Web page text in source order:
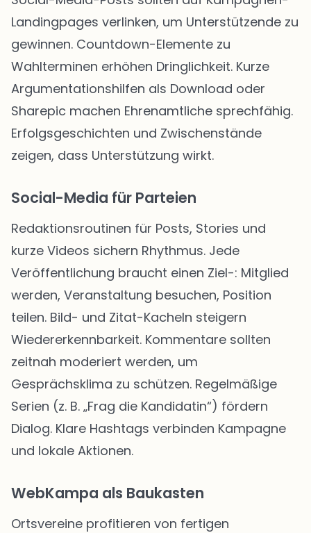
Landingpages verlinken, um Unterstützende zu
gewinnen. Countdown-Elemente zu
Wahlterminen erhöhen Dringlichkeit. Kurze
Argumentationshilfen als Download oder
Sharepic machen Ehrenamtliche sprechfähig.
Erfolgsgeschichten und Zwischenstände
zeigen, dass Unterstützung wirkt.
Social-Media für Parteien
Redaktionsroutinen für Posts, Stories und
kurze Videos sichern Rhythmus. Jede
Veröffentlichung braucht einen Ziel-: Mitglied
werden, Veranstaltung besuchen, Position
teilen. Bild- und Zitat-Kacheln steigern
Wiedererkennbarkeit. Kommentare sollten
zeitnah moderiert werden, um
Gesprächsklima zu schützen. Regelmäßige
Serien (z. B. „Frag die Kandidatin“) fördern
Dialog. Klare Hashtags verbinden Kampagne
und lokale Aktionen.
WebKampa als Baukasten
Ortsvereine profitieren von fertigen